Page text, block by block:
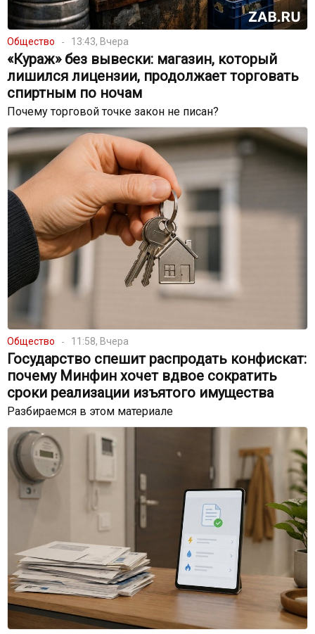
Общество 13:43, Вчера
«Кураж» без вывески: магазин, который
лишился лицензии, продолжает торговать
спиртным по ночам
Почему торговой точке закон не писан?
Общество 11:58, Вчера
Государство спешит распродать конфискат:
почему Минфин хочет вдвое сократить
сроки реализации изъятого имущества
Разбираемся в этом материале